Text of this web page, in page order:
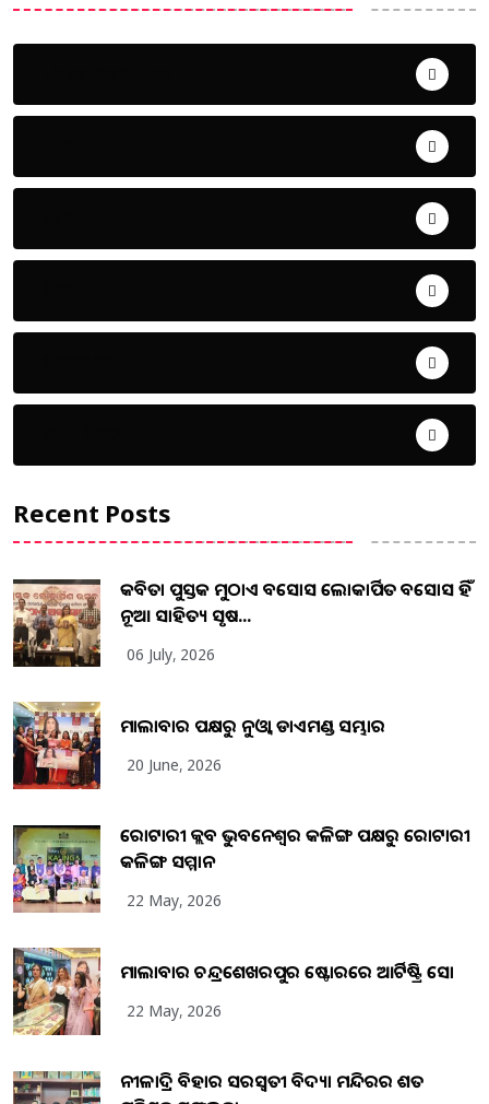
Recent Posts
କବିତା ପୁସ୍ତକ ମୁଠାଏ ଅବସୋସ ଲୋକାର୍ପିତ ଅବସୋସ ହିଁ
ନୂଆ ସାହିତ୍ୟ ସୃଷ...
06 July, 2026
ମାଲାବାର ପକ୍ଷରୁ ନୁଓ୍ବା ଡାଏମଣ୍ଡ ସମ୍ଭାର
20 June, 2026
ରୋଟାରୀ କ୍ଲବ ଭୁବନେଶ୍ୱର କଳିଙ୍ଗ ପକ୍ଷରୁ ରୋଟାରୀ
କଳିଙ୍ଗ ସମ୍ମାନ
22 May, 2026
ମାଲାବାର ଚନ୍ଦ୍ରଶେଖରପୁର ଷ୍ଟୋରରେ ଆର୍ଟିଷ୍ଟ୍ରି ସୋ
22 May, 2026
ନୀଳାଦ୍ରି ବିହାର ସରସ୍ୱତୀ ବିଦ୍ୟା ମନ୍ଦିରର ଶତ